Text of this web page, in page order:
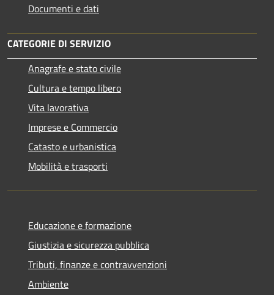
Documenti e dati
CATEGORIE DI SERVIZIO
Anagrafe e stato civile
Cultura e tempo libero
Vita lavorativa
Imprese e Commercio
Catasto e urbanistica
Mobilità e trasporti
Educazione e formazione
Giustizia e sicurezza pubblica
Tributi, finanze e contravvenzioni
Ambiente